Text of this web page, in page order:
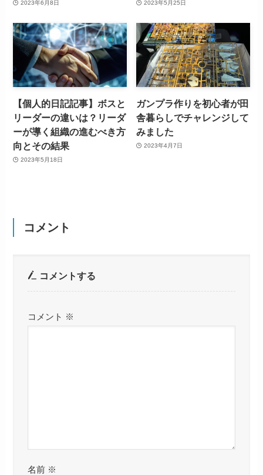
2023年6月8日 2023年5月25日
【個人的日記記事】ボスと
リーダーの違いは？リーダ
ーが導く組織の進むべき方
向とその結果
2023年5月18日
ガンプラ作りを初心者が田
舎暮らしでチャレンジして
みました
2023年4月7日
コメント
コメントする
コメント ※
名前 ※